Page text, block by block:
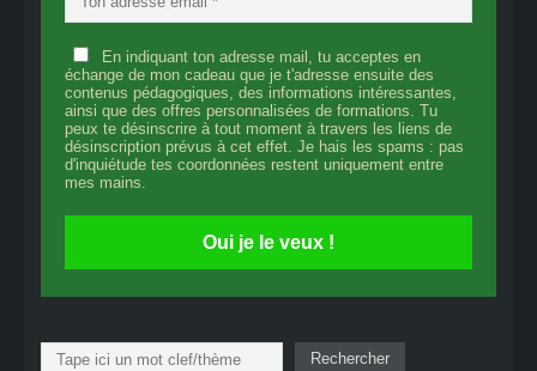
En indiquant ton adresse mail, tu acceptes en
échange de mon cadeau que je t'adresse ensuite des
contenus pédagogiques, des informations intéressantes,
ainsi que des offres personnalisées de formations. Tu
peux te désinscrire à tout moment à travers les liens de
désinscription prévus à cet effet. Je hais les spams : pas
d'inquiétude tes coordonnées restent uniquement entre
mes mains.
Oui je le veux !
Rechercher Rechercher